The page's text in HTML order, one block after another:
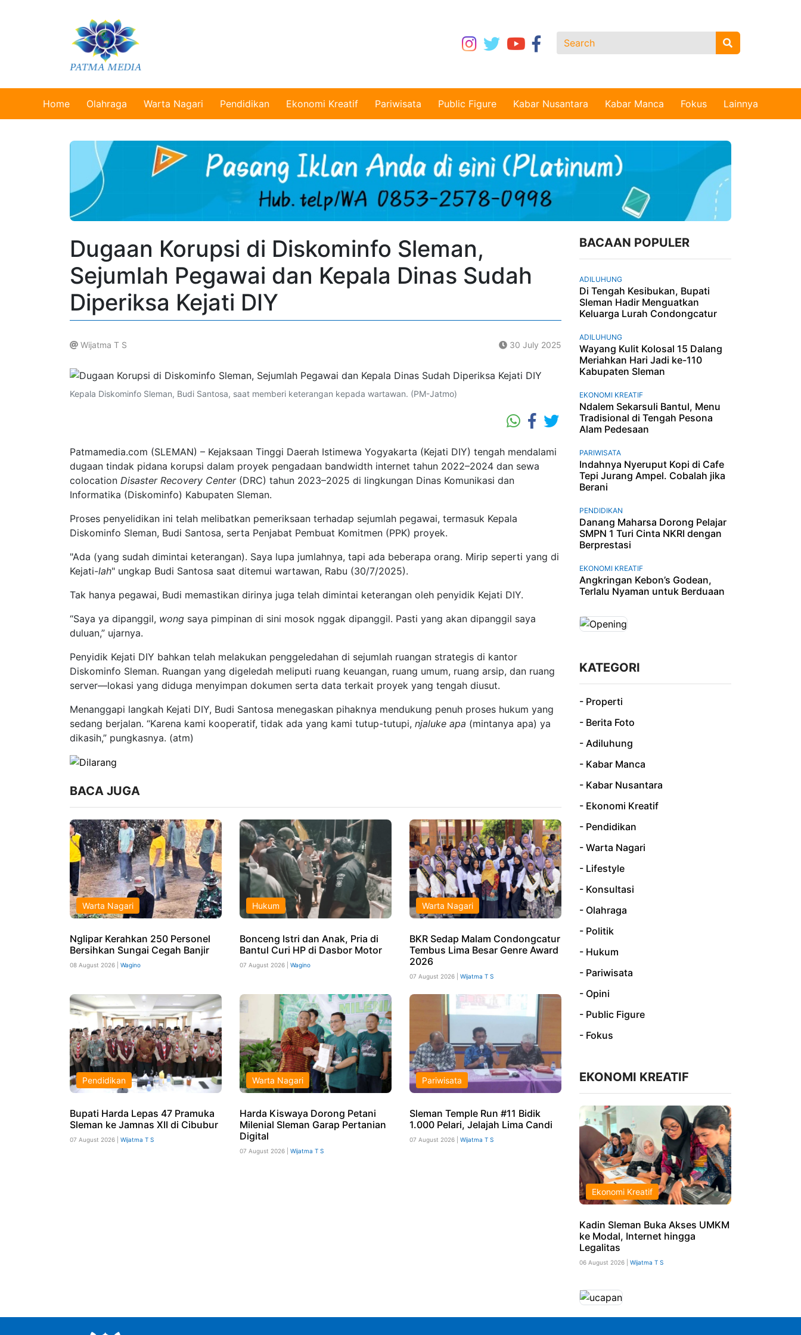
Home Olahraga Warta Nagari Pendidikan Ekonomi Kreatif Pariwisata Public Figure Kabar Nusantara Kabar Manca Fokus Lainnya
Dugaan Korupsi di Diskominfo Sleman,
Sejumlah Pegawai dan Kepala Dinas Sudah
Diperiksa Kejati DIY
Wijatma T S 30 July 2025
Kepala Diskominfo Sleman, Budi Santosa, saat memberi keterangan kepada wartawan. (PM-Jatmo)
Patmamedia.com (SLEMAN) – Kejaksaan Tinggi Daerah Istimewa Yogyakarta (Kejati DIY) tengah mendalami
dugaan tindak pidana korupsi dalam proyek pengadaan bandwidth internet tahun 2022–2024 dan sewa
colocation Disaster Recovery Center(DRC) tahun 2023–2025 di lingkungan Dinas Komunikasi dan
Informatika (Diskominfo) Kabupaten Sleman.
Proses penyelidikan ini telah melibatkan pemeriksaan terhadap sejumlah pegawai, termasuk Kepala
Diskominfo Sleman, Budi Santosa, serta Penjabat Pembuat Komitmen (PPK) proyek.
"Ada (yang sudah dimintai keterangan). Saya lupa jumlahnya, tapi ada beberapa orang. Mirip seperti yang di
Kejati-lah" ungkap Budi Santosa saat ditemui wartawan, Rabu (30/7/2025).
Tak hanya pegawai, Budi memastikan dirinya juga telah dimintai keterangan oleh penyidik Kejati DIY.
“Saya ya dipanggil, wong saya pimpinan di sini mosok nggak dipanggil. Pasti yang akan dipanggil saya
duluan,” ujarnya.
Penyidik Kejati DIY bahkan telah melakukan penggeledahan di sejumlah ruangan strategis di kantor
Diskominfo Sleman. Ruangan yang digeledah meliputi ruang keuangan, ruang umum, ruang arsip, dan ruang
server—lokasi yang diduga menyimpan dokumen serta data terkait proyek yang tengah diusut.
Menanggapi langkah Kejati DIY, Budi Santosa menegaskan pihaknya mendukung penuh proses hukum yang
sedang berjalan. “Karena kami kooperatif, tidak ada yang kami tutup-tutupi, njaluke apa (mintanya apa) ya
dikasih,” pungkasnya. (atm)
BACA JUGA
Warta Nagari
Nglipar Kerahkan 250 Personel
Bersihkan Sungai Cegah Banjir
08 August 2026 | Wagino
Hukum
Bonceng Istri dan Anak, Pria di
Bantul Curi HP di Dasbor Motor
07 August 2026 | Wagino
Warta Nagari
BKR Sedap Malam Condongcatur
Tembus Lima Besar Genre Award
2026
07 August 2026 | Wijatma T S
Pendidikan
Bupati Harda Lepas 47 Pramuka
Sleman ke Jamnas XII di Cibubur
07 August 2026 | Wijatma T S
Warta Nagari
Harda Kiswaya Dorong Petani
Milenial Sleman Garap Pertanian
Digital
07 August 2026 | Wijatma T S
Pariwisata
Sleman Temple Run #11 Bidik
1.000 Pelari, Jelajah Lima Candi
07 August 2026 | Wijatma T S
BACAAN POPULER
ADILUHUNG
Di Tengah Kesibukan, Bupati
Sleman Hadir Menguatkan
Keluarga Lurah Condongcatur
ADILUHUNG
Wayang Kulit Kolosal 15 Dalang
Meriahkan Hari Jadi ke-110
Kabupaten Sleman
EKONOMI KREATIF
Ndalem Sekarsuli Bantul, Menu
Tradisional di Tengah Pesona
Alam Pedesaan
PARIWISATA
Indahnya Nyeruput Kopi di Cafe
Tepi Jurang Ampel. Cobalah jika
Berani
PENDIDIKAN
Danang Maharsa Dorong Pelajar
SMPN 1 Turi Cinta NKRI dengan
Berprestasi
EKONOMI KREATIF
Angkringan Kebon’s Godean,
Terlalu Nyaman untuk Berduaan
KATEGORI
- Properti
- Berita Foto
- Adiluhung
- Kabar Manca
- Kabar Nusantara
- Ekonomi Kreatif
- Pendidikan
- Warta Nagari
- Lifestyle
- Konsultasi
- Olahraga
- Politik
- Hukum
- Pariwisata
- Opini
- Public Figure
- Fokus
EKONOMI KREATIF
Ekonomi Kreatif
Kadin Sleman Buka Akses UMKM
ke Modal, Internet hingga
Legalitas
06 August 2026 | Wijatma T S